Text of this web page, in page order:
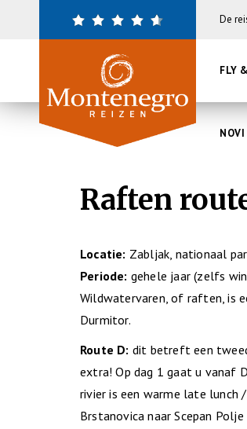
De
FLY
NOVI
Raften
Locatie: Zabljak, nationaal
Periode: gehele jaar (zelfs
Wildwatervaren, of raften, is
Durmitor.
Route D: dit betreft een
extra! Op dag 1 gaat u vanaf
rivier is een warme late lunch
Brstanovica naar Scepan